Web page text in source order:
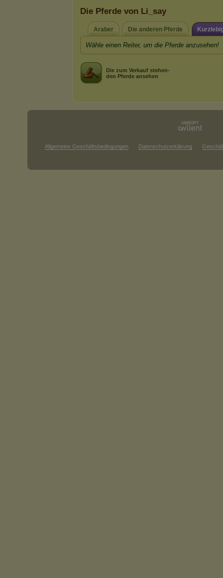
Die Pferde von Li_say
Araber Die anderen Pferde
Wähle einen Reiter, um die Pferde anzusehen!
Die zum Verkauf stehen-
den Pferde ansehen
Allgemeine Geschäftsbedingungen Datenschutzerklärung